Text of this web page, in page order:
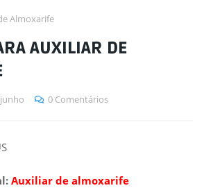
Almoxarife
AUXILIAR DE
0 Comentários
Auxiliar de almoxarife